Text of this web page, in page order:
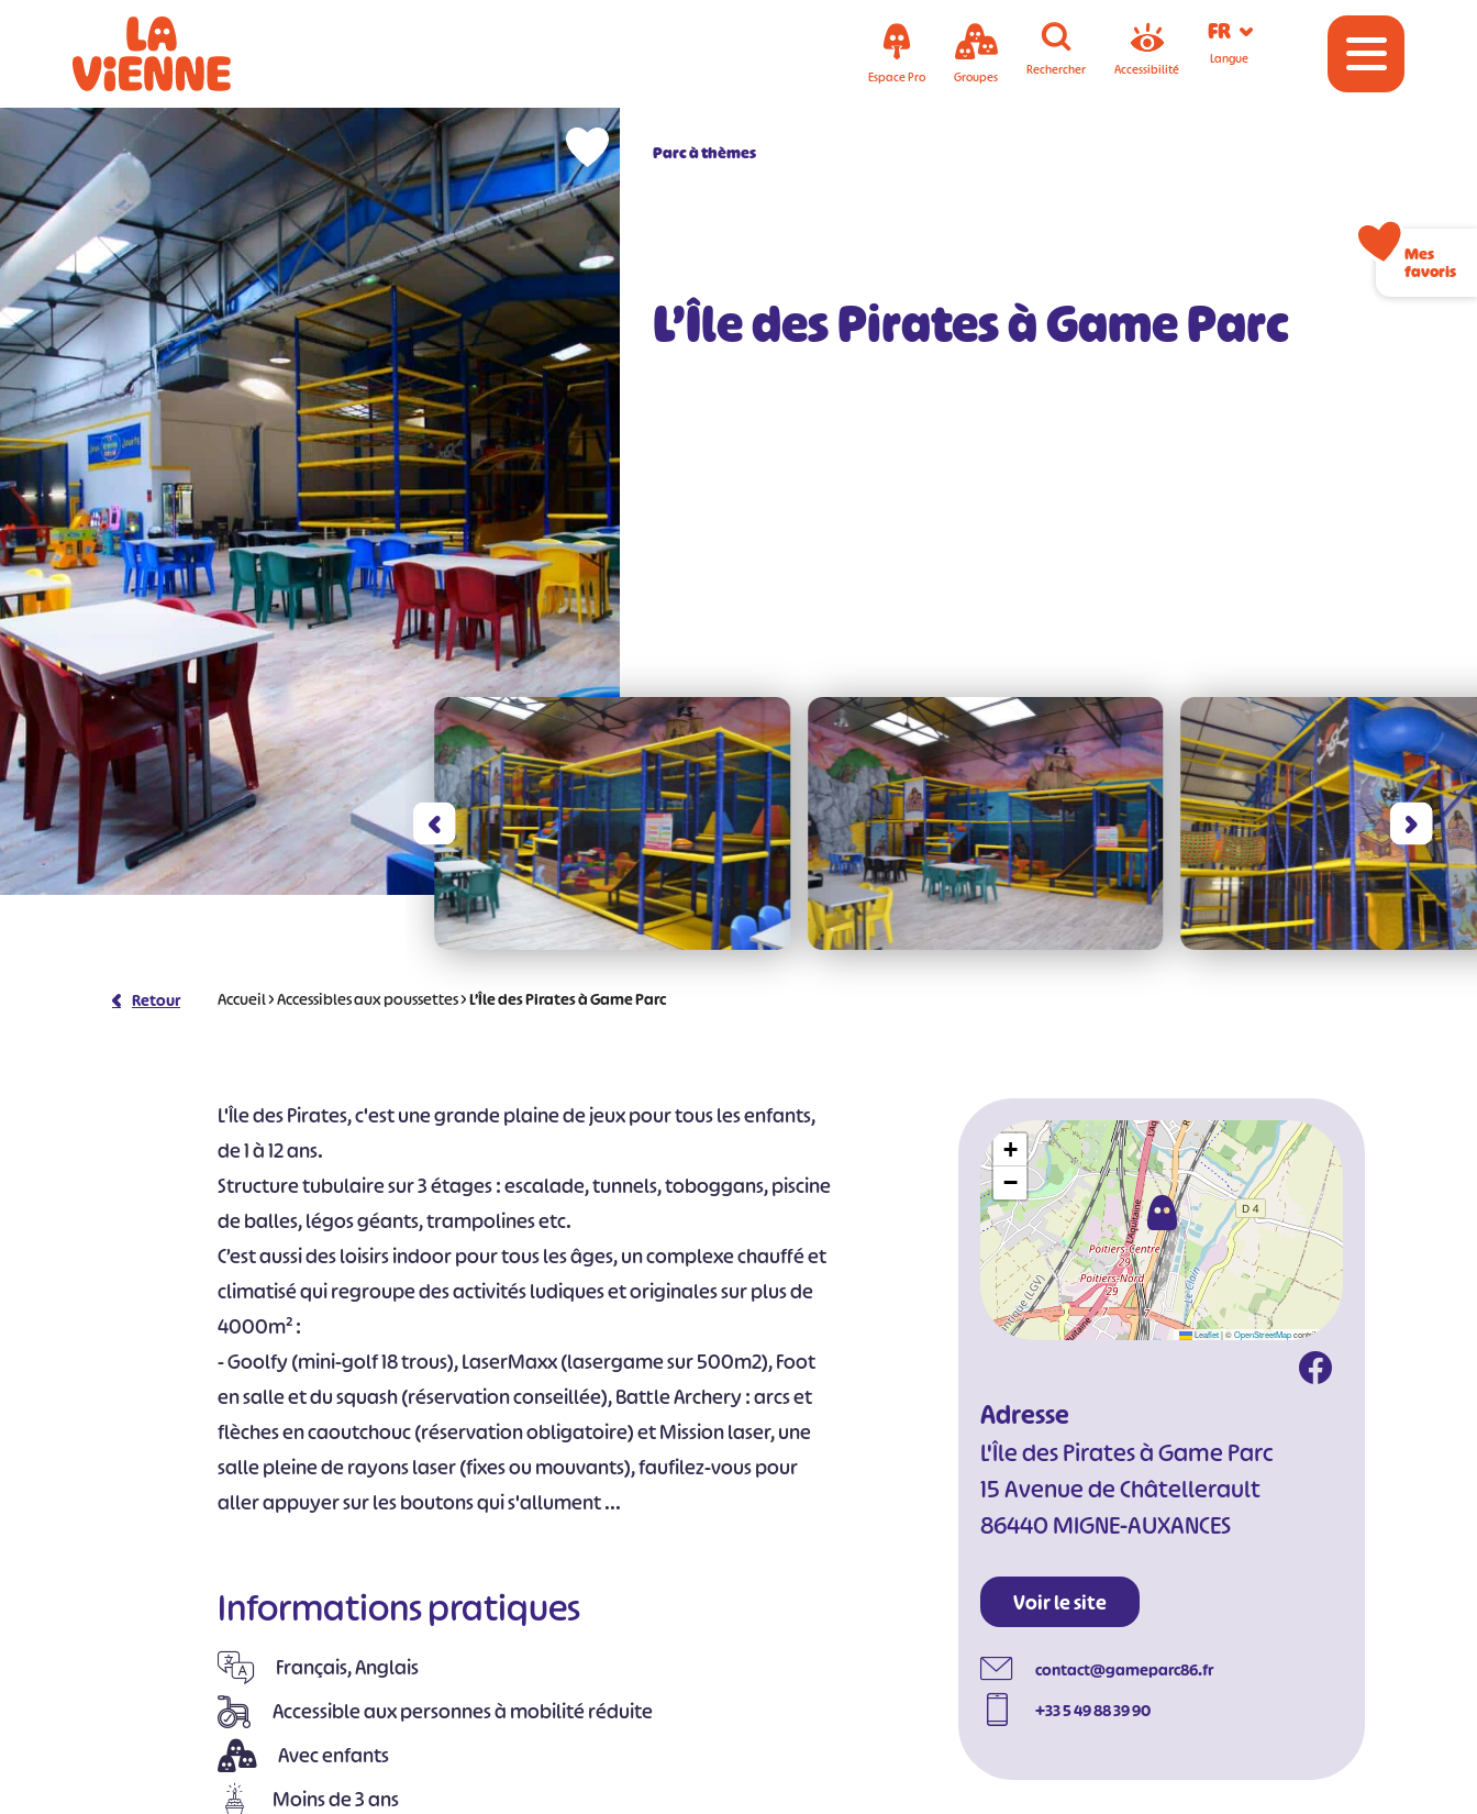
Espace Pro Groupes Rechercher Accessibilité
FR
Langue
Parc à thèmes
L’Île des Pirates à Game Parc
Retour Accueil>Accessibles aux poussettes>L’Île des Pirates à Game Parc
L'Île des Pirates, c'est une grande plaine de jeux pour tous les enfants,
de 1 à 12 ans.
Structure tubulaire sur 3 étages : escalade, tunnels, toboggans, piscine
de balles, légos géants, trampolines etc.
C’est aussi des loisirs indoor pour tous les âges, un complexe chauffé et
climatisé qui regroupe des activités ludiques et originales sur plus de
4000m² :
- Goolfy (mini-golf 18 trous), LaserMaxx (lasergame sur 500m2), Foot
en salle et du squash (réservation conseillée), Battle Archery : arcs et
flèches en caoutchouc (réservation obligatoire) et Mission laser, une
salle pleine de rayons laser (fixes ou mouvants), faufilez-vous pour
aller appuyer sur les boutons qui s'allument ...
Informations pratiques
Français, Anglais
Accessible aux personnes à mobilité réduite
Avec enfants
Moins de 3 ans
+
−
Leaflet|©OpenStreetMapcontributors
Adresse
L'Île des Pirates à Game Parc
15 Avenue de Châtellerault
86440 MIGNE-AUXANCES
Voir le site
contact@gameparc86.fr
+33 5 49 88 39 90
Mes
favoris
Panneau de gestion des cookies